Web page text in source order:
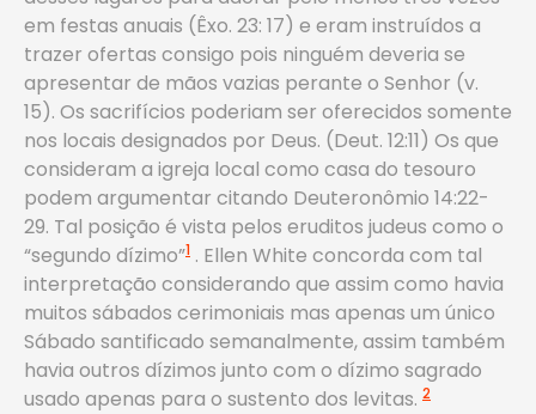
em festas anuais (Êxo. 23: 17) e eram instruídos a
trazer ofertas consigo pois ninguém deveria se
apresentar de mãos vazias perante o Senhor (v.
15). Os sacrifícios poderiam ser oferecidos somente
nos locais designados por Deus. (Deut. 12:11) Os que
consideram a igreja local como casa do tesouro
podem argumentar citando Deuteronômio 14:22-
29. Tal posição é vista pelos eruditos judeus como o
“segundo dízimo”1 . Ellen White concorda com tal
interpretação considerando que assim como havia
muitos sábados cerimoniais mas apenas um único
Sábado santificado semanalmente, assim também
havia outros dízimos junto com o dízimo sagrado
usado apenas para o sustento dos levitas. 2